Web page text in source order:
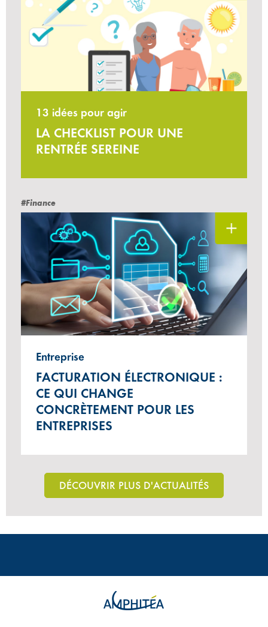
13 idées pour agir
LA CHECKLIST POUR UNE
RENTRÉE SEREINE
#Finance
Entreprise
FACTURATION ÉLECTRONIQUE :
CE QUI CHANGE
CONCRÈTEMENT POUR LES
ENTREPRISES
DÉCOUVRIR PLUS D'ACTUALITÉS